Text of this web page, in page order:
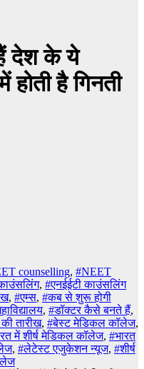
देश के ये
है गिनती
counselling, #NEET
, #एनईईटी काउंसलिंग
, #एम्स, #कब से शुरू होगी
, #डॉक्टर कैसे बनते हैं,
तारीख, #बेस्ट मेडिकल कॉलेज,
में शीर्ष मेडिकल कॉलेज, #भारत
, #लेटेस्ट एजुकेशन न्यूज, #शीर्ष